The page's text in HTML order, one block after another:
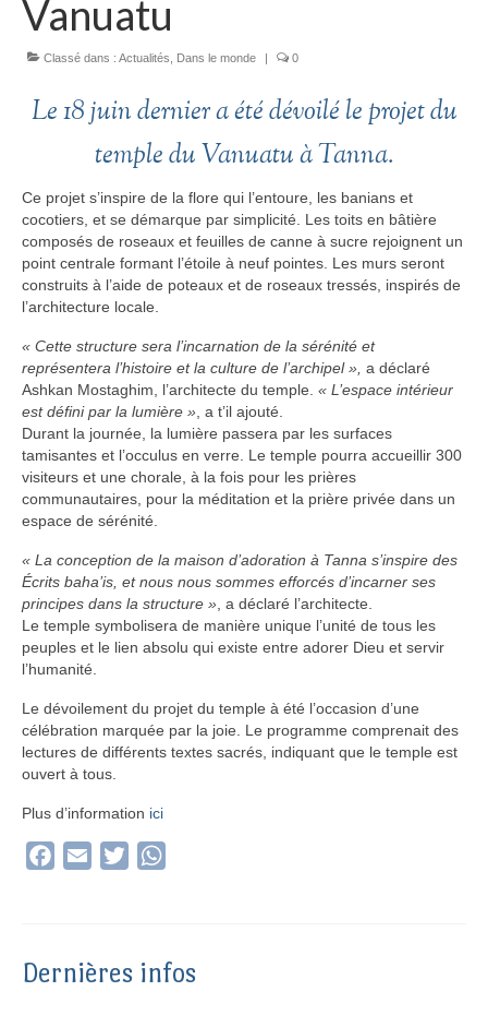
Vanuatu
Classé dans : Actualités Dans le monde | 0
Le 18 juin dernier a été dévoilé le projet du
temple du Vanuatu à Tanna.
Ce projet s’inspire de la flore qui l’entoure, les banians et
cocotiers, et se démarque par simplicité. Les toits en bâtière
composés de roseaux et feuilles de canne à sucre rejoignent un
point centrale formant l’étoile à neuf pointes. Les murs seront
construits à l’aide de poteaux et de roseaux tressés, inspirés de
l’architecture locale.
« Cette structure sera l’incarnation de la sérénité et
représentera l’histoire et la culture de l’archipel », a déclaré
Ashkan Mostaghim, l’architecte du temple. « L’espace intérieur
est défini par la lumière » , a t’il ajouté.
Durant la journée, la lumière passera par les surfaces
tamisantes et l’occulus en verre. Le temple pourra accueillir 300
visiteurs et une chorale, à la fois pour les prières
communautaires, pour la méditation et la prière privée dans un
espace de sérénité.
« La conception de la maison d’adoration à Tanna s’inspire des
Écrits baha’is, et nous nous sommes efforcés d’incarner ses
principes dans la structure » , a déclaré l’architecte.
Le temple symbolisera de manière unique l’unité de tous les
peuples et le lien absolu qui existe entre adorer Dieu et servir
l’humanité.
Le dévoilement du projet du temple à été l’occasion d’une
célébration marquée par la joie. Le programme comprenait des
lectures de différents textes sacrés, indiquant que le temple est
ouvert à tous.
Plus d’information ici
Facebook
Email Twitter
Dernières infos